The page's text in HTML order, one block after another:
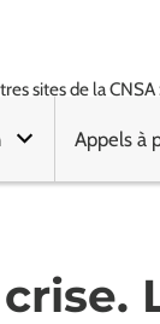
sites de la CNSA
Appels à